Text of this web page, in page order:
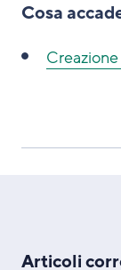
Cosa
Articoli